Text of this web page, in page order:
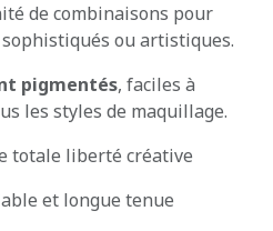
de combinaisons pour
ou artistiques.
pigmentés, faciles à
les styles de maquillage.
totale liberté créative
et longue tenue